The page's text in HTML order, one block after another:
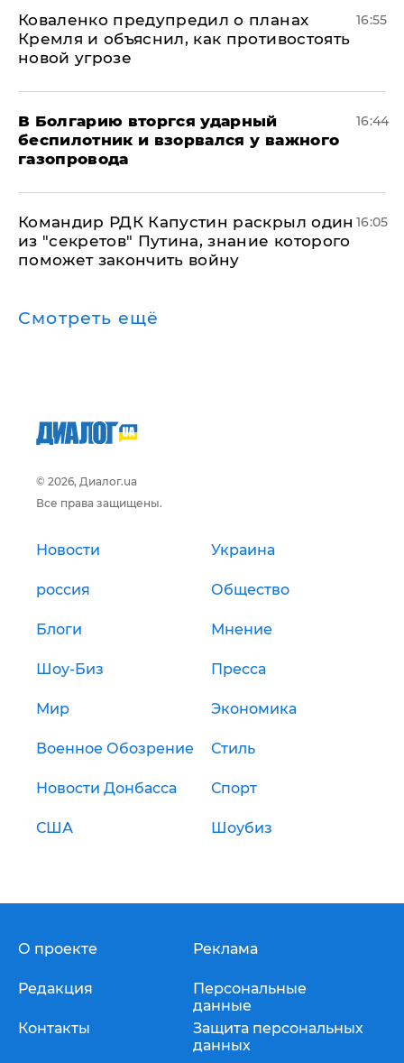
Коваленко предупредил о планах
Кремля и объяснил, как противостоять
новой угрозе
16:55
В Болгарию вторгся ударный
беспилотник и взорвался у важного
газопровода
16:44
Командир РДК Капустин раскрыл один
из "секретов" Путина, знание которого
поможет закончить войну
16:05
Смотреть ещё
© 2026, Диалог.ua
Все права защищены.
Новости Украина
россия Общество
Блоги Мнение
Шоу-Биз Пресса
Мир Экономика
Военное Обозрение Стиль
Новости Донбасса Спорт
США Шоубиз
О проекте
Редакция
Контакты
Реклама
Персональные
данные
Защита персональных
данных